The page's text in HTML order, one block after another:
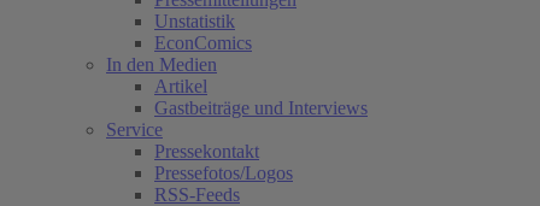
Unstatistik
EconComics
In den Medien
Artikel
Gastbeiträge und Interviews
Service
Pressekontakt
Pressefotos/Logos
RSS-Feeds